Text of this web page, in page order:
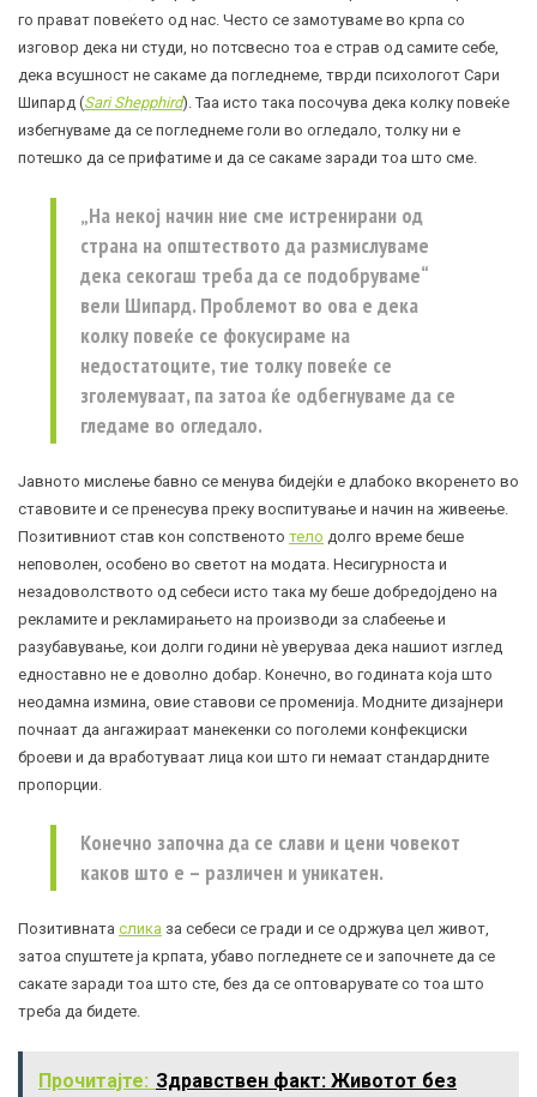
го прават повеќето од нас. Често се замотуваме во крпа со
изговор дека ни студи, но потсвесно тоа е страв од самите себе,
дека всушност не сакаме да погледнеме, тврди психологот Сари
Шипард (Sari Shepphird). Таа исто така посочува дека колку повеќе
избегнуваме да се погледнеме голи во огледало, толку ни е
потешко да се прифатиме и да се сакаме заради тоа што сме.
„На некој начин ние сме истренирани од
страна на општеството да размислуваме
дека секогаш треба да се подобруваме“
вели Шипард. Проблемот во ова е дека
колку повеќе се фокусираме на
недостатоците, тие толку повеќе се
зголемуваат, па затоа ќе одбегнуваме да се
гледаме во огледало.
Јавното мислење бавно се менува бидејќи е длабоко вкоренето во
ставовите и се пренесува преку воспитување и начин на живеење.
Позитивниот став кон сопственото тело долго време беше
неповолен, особено во светот на модата. Несигурноста и
незадоволството од себеси исто така му беше добредојдено на
рекламите и рекламирањето на производи за слабеење и
разубавување, кои долги години нè уверуваа дека нашиот изглед
едноставно не е доволно добар. Конечно, во годината која што
неодамна измина, овие ставови се променија. Модните дизајнери
почнаат да ангажираат манекенки со поголеми конфекциски
броеви и да вработуваат лица кои што ги немаат стандардните
пропорции.
Конечно започна да се слави и цени човекот
каков што е – различен и уникатен.
Позитивната слика за себеси се гради и се одржува цел живот,
затоа спуштете ја крпата, убаво погледнете се и започнете да се
сакате заради тоа што сте, без да се оптоварувате со тоа што
треба да бидете.
Прочитајте: Здравствен факт: Животот без